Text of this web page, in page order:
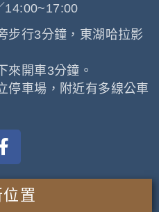
14:00~17:00
步行3分鐘，東湖哈拉影
來開車3分鐘。
停車場，附近有多線公車
置